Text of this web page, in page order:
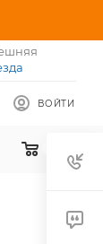
ВОЙТИ